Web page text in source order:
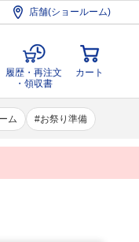
店舗(ショールーム)
履歴・再注文
・領収書
カート
ム お祭り準備
履歴・再注文
・領収書
カート